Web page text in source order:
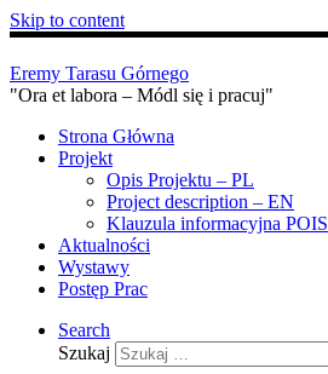
Skip to content
Eremy Tarasu Górnego
"Ora et labora – Módl się i pracuj"
Strona Główna
Projekt
Opis Projektu – PL
Project description – EN
Klauzula informacyjna POIS
Aktualności
Wystawy
Postęp Prac
Search
Szukaj